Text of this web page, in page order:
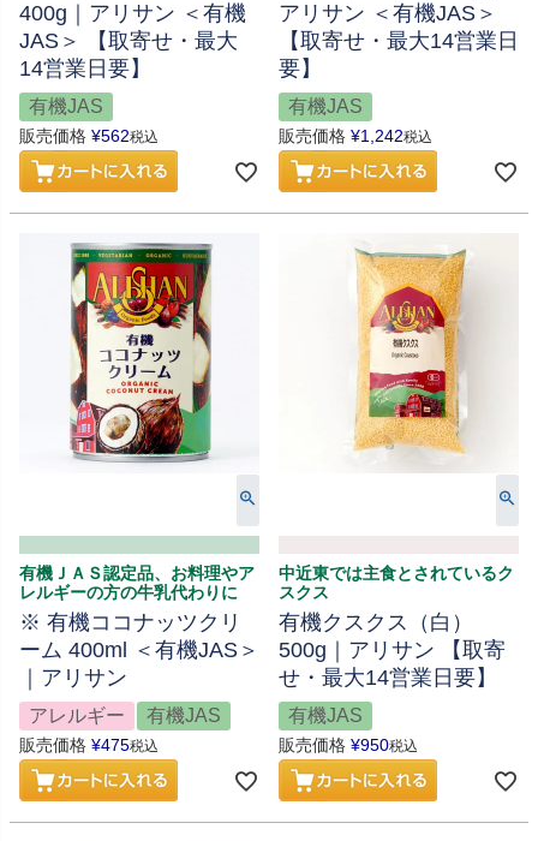
400g｜アリサン ＜有機
JAS＞ 【取寄せ・最大
14営業日要】
有機JAS
販売価格 ¥562税込
アリサン ＜有機JAS＞
【取寄せ・最大14営業日
要】
有機JAS
販売価格 ¥1,242税込
有機ＪＡＳ認定品、お料理やア
レルギーの方の牛乳代わりに
※ 有機ココナッツクリ
ーム 400ml ＜有機JAS＞
｜アリサン
アレルギー 有機JAS
販売価格 ¥475税込
中近東では主食とされているク
スクス
有機クスクス（白）
500g｜アリサン 【取寄
せ・最大14営業日要】
有機JAS
販売価格 ¥950税込